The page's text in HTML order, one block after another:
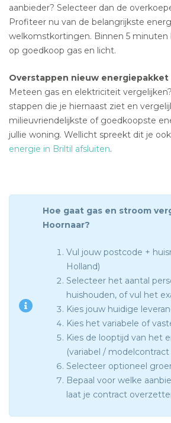
aanbieder? Selecteer dan de
Profiteer nu van de belangrijkste
welkomstkortingen. Binnen 5
op goedkoop gas en licht.
Overstappen nieuw energiepakket
Meteen gas en elektriciteit
stappen die je hiernaast ziet en
milieuvriendelijkste of goedkoopste
jullie woning. Wellicht spreekt dit je ook
energie in Briltil afsluiten.
Hoe gaat gas en stroom
Hoornaar?
Vul jouw postcode +
Holland)
Selecteer het aantal
huishouden, of vul het
Kies jouw huidige
Kies het variabele of
Kies de looptijd van het
(variabel / modelcontract
Selecteer optioneel
Bepaal voor welke
laat je contract